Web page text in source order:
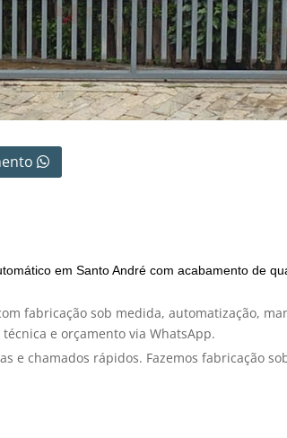
em Santo André com acabamento de
fabricação sob medida, automatização,
e orçamento via WhatsApp.
e chamados rápidos. Fazemos fabricação